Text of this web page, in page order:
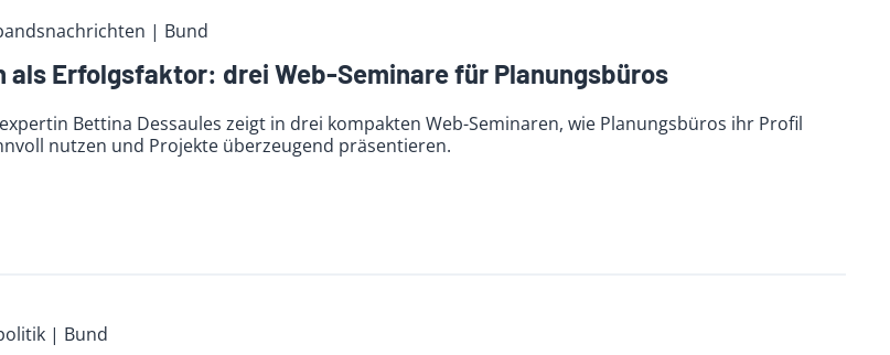
| Bund
als Erfolgsfaktor: drei Web-Seminare für Planungsbüros
Bettina Dessaules zeigt in drei kompakten Web-Seminaren, wie Planungsbüros ihr Profil
nutzen und Projekte überzeugend präsentieren.
| Bund